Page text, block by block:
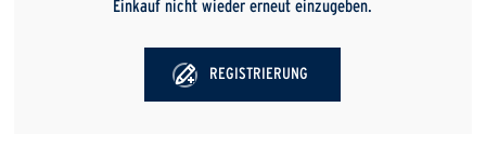
Einkauf nicht wieder erneut einzugeben.
REGISTRIERUNG